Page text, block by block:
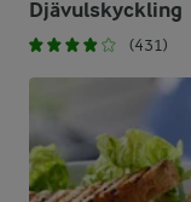
Djävulskyckling
(431)